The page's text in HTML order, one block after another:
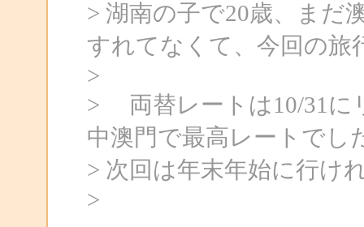
> 湖南の子で20歳、まだ
すれてなくて、今回の旅
>
> 両替レートは10/31に
中澳門で最高レートでし
> 次回は年末年始に行け
>